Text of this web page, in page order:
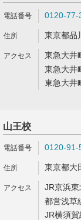
0120-77-
東京都品
東急大井
東急大井
東急大井
山王校
0120-91-
東京都大
JR京浜
都営浅草
JR横須